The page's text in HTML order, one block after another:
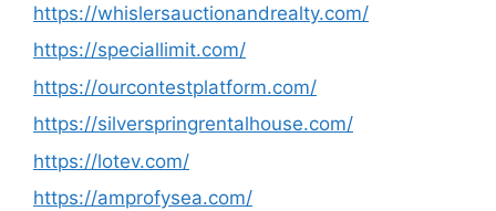
https://whislersauctionandrealty.com/
https://speciallimit.com/
https://ourcontestplatform.com/
https://silverspringrentalhouse.com/
https://lotev.com/
https://amprofysea.com/